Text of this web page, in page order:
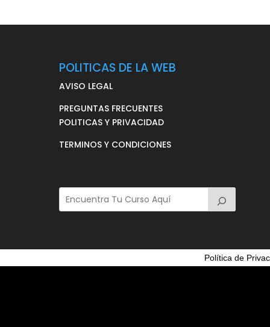
POLITICAS DE LA WEB
AVISO LEGAL
PREGUNTAS FRECUENTES
POLITICAS Y PRIVACIDAD
TERMINOS Y CONDICIONES
Política de